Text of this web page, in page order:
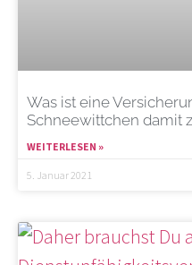
Was ist eine
Schneewittchen damit
WEITERLESEN »
5. Januar 2021